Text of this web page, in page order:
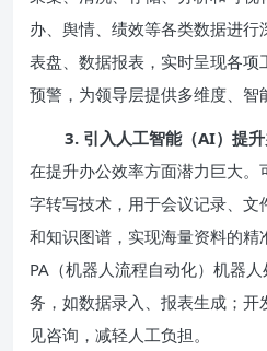
办、舆情、绩效等各类数据进
表盘、数据报表，实时呈现各项
预警，为领导层提供多维度、智
3. 引入人工智能（AI）提升
在提升办公效率方面潜力巨大。
字转写技术，用于会议记录、
和知识图谱，实现海量资料的精
PA（机器人流程自动化）机器
务，如数据录入、报表生成；开
见咨询，减轻人工负担。